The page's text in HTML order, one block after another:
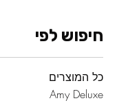
חיפוש לפי
כל המוצרים
Amy Deluxe